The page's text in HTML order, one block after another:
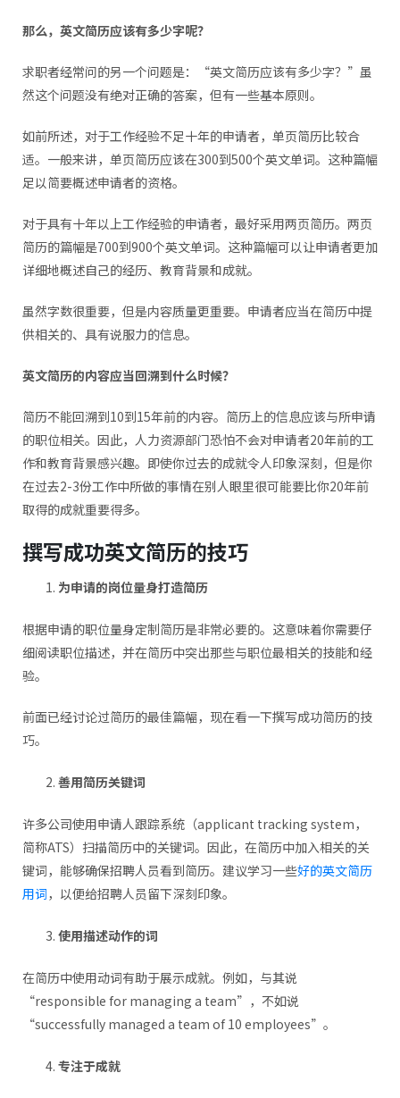
那么，英文简历应该有多少字呢？
求职者经常问的另一个问题是：“英文简历应该有多少字？”虽
然这个问题没有绝对正确的答案，但有一些基本原则。
如前所述，对于工作经验不足十年的申请者，单页简历比较合
适。一般来讲，单页简历应该在300到500个英文单词。这种篇幅
足以简要概述申请者的资格。
对于具有十年以上工作经验的申请者，最好采用两页简历。两页
简历的篇幅是700到900个英文单词。这种篇幅可以让申请者更加
详细地概述自己的经历、教育背景和成就。
虽然字数很重要，但是内容质量更重要。申请者应当在简历中提
供相关的、具有说服力的信息。
英文简历的内容应当回溯到什么时候？
简历不能回溯到10到15年前的内容。简历上的信息应该与所申请
的职位相关。因此，人力资源部门恐怕不会对申请者20年前的工
作和教育背景感兴趣。即使你过去的成就令人印象深刻，但是你
在过去2-3份工作中所做的事情在别人眼里很可能要比你20年前
取得的成就重要得多。
撰写成功英文简历的技巧
为申请的岗位量身打造简历
根据申请的职位量身定制简历是非常必要的。这意味着你需要仔
细阅读职位描述，并在简历中突出那些与职位最相关的技能和经
验。
前面已经讨论过简历的最佳篇幅，现在看一下撰写成功简历的技
巧。
善用简历关键词
许多公司使用申请人跟踪系统（applicant tracking system，
简称ATS）扫描简历中的关键词。因此，在简历中加入相关的关
键词，能够确保招聘人员看到简历。建议学习一些好的英文简历
用词，以便给招聘人员留下深刻印象。
使用描述动作的词
在简历中使用动词有助于展示成就。例如，与其说
“responsible for managing a team”，不如说
“successfully managed a team of 10 employees”。
专注于成就